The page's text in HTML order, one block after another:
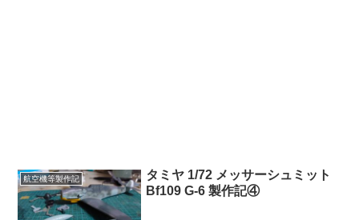
航空機等製作記
タミヤ 1/72 メッサーシュミット
Bf109 G-6 製作記④